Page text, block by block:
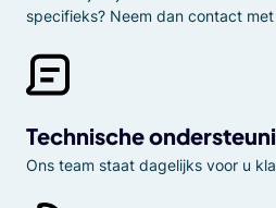
specifieks? Neem dan contact
Technische
Ons team staat dagelijks voor u